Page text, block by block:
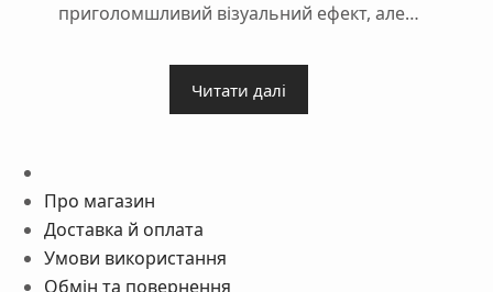
приголомшливий візуальний ефект, але…
Читати далі
Про магазин
Доставка й оплата
Умови використання
Обмін та повернення